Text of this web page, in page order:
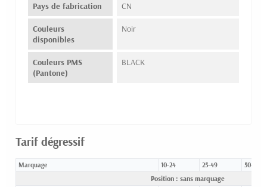
Pays de fabrication CN
Couleurs
disponibles
Noir
Couleurs PMS
(Pantone)
BLACK
Tarif dégressif
Marquage 10-24 25-49 50-99
Position : sans marquage